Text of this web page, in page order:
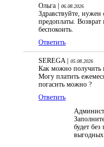
Ольга | 06.08.2026
Здравствуйте, нужен
предоплаты.
беспокоить.
Ответить
SEREGA | 05.08.2026
Как можно получить
Могу платить
погасить можно ?
Ответить
будет
выгодных